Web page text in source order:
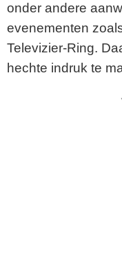
onder andere
evenementen
Televizier-Ring.
hechte indruk te